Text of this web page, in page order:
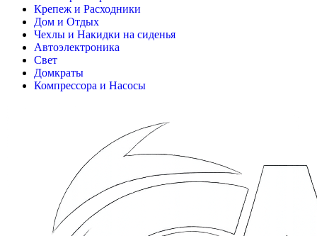
Крепеж и Расходники
Дом и Отдых
Чехлы и Накидки на сиденья
Автоэлектроника
Свет
Домкраты
Компрессора и Насосы